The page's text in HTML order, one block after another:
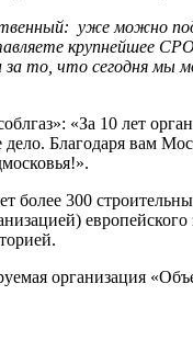
уже можно
крупнейшее
то, что сегодня
«За 10 лет
Благодаря вам
300
организация